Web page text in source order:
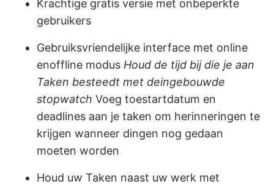
Krachtige gratis versie met onbeperkte
gebruikers
Gebruiksvriendelijke interface met online
enoffline modus Houd de tijd bij die je aan
Taken besteedt met deingebouwde
stopwatch Voeg toestartdatum en
deadlines aan je taken om herinneringen te
krijgen wanneer dingen nog gedaan
moeten worden
Houd uw Taken naast uw werk met